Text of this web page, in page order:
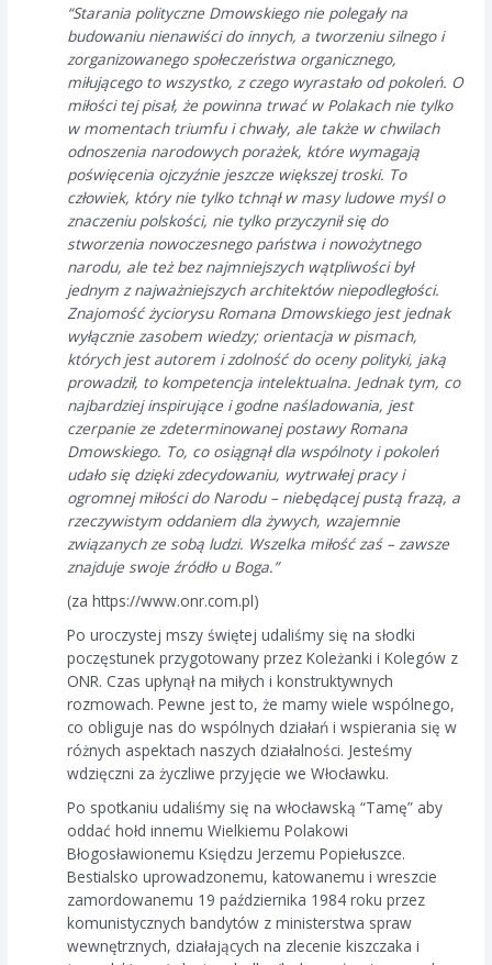
“Starania polityczne Dmowskiego nie polegały na
budowaniu nienawiści do innych, a tworzeniu silnego i
zorganizowanego społeczeństwa organicznego,
miłującego to wszystko, z czego wyrastało od pokoleń. O
miłości tej pisał, że powinna trwać w Polakach nie tylko
w momentach triumfu i chwały, ale także w chwilach
odnoszenia narodowych porażek, które wymagają
poświęcenia ojczyźnie jeszcze większej troski. To
człowiek, który nie tylko tchnął w masy ludowe myśl o
znaczeniu polskości, nie tylko przyczynił się do
stworzenia nowoczesnego państwa i nowożytnego
narodu, ale też bez najmniejszych wątpliwości był
jednym z najważniejszych architektów niepodległości.
Znajomość życiorysu Romana Dmowskiego jest jednak
wyłącznie zasobem wiedzy; orientacja w pismach,
których jest autorem i zdolność do oceny polityki, jaką
prowadził, to kompetencja intelektualna. Jednak tym, co
najbardziej inspirujące i godne naśladowania, jest
czerpanie ze zdeterminowanej postawy Romana
Dmowskiego. To, co osiągnął dla wspólnoty i pokoleń
udało się dzięki zdecydowaniu, wytrwałej pracy i
ogromnej miłości do Narodu – niebędącej pustą frazą, a
rzeczywistym oddaniem dla żywych, wzajemnie
związanych ze sobą ludzi. Wszelka miłość zaś – zawsze
znajduje swoje źródło u Boga.”
(za https://www.onr.com.pl)
Po uroczystej mszy świętej udaliśmy się na słodki
poczęstunek przygotowany przez Koleżanki i Kolegów z
ONR. Czas upłynął na miłych i konstruktywnych
rozmowach. Pewne jest to, że mamy wiele wspólnego,
co obliguje nas do wspólnych działań i wspierania się w
różnych aspektach naszych działalności. Jesteśmy
wdzięczni za życzliwe przyjęcie we Włocławku.
Po spotkaniu udaliśmy się na włocławską “Tamę” aby
oddać hołd innemu Wielkiemu Polakowi
Błogosławionemu Księdzu Jerzemu Popiełuszce.
Bestialsko uprowadzonemu, katowanemu i wreszcie
zamordowanemu 19 października 1984 roku przez
komunistycznych bandytów z ministerstwa spraw
wewnętrznych, działających na zlecenie kiszczaka i